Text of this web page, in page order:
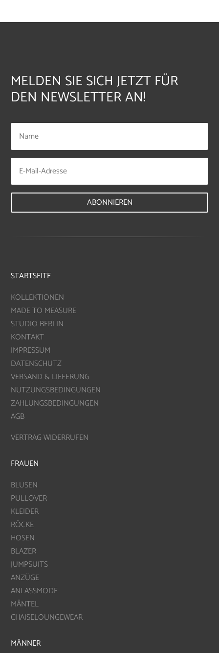
MELDEN SIE SICH JETZT FÜR
DEN NEWSLETTER AN!
ABONNIEREN
STARTSEITE
KOLLEKTIONEN
MADE TO MEASURE
STUDIO BERLIN
KONTAKT
IMPRESSUM
DATENSCHUTZ
VERSAND & LIEFERUNG
NUTZUNGSBEDINGUNGEN
ZAHLUNGSBEDINGUNGEN
AGB
VERTRAG WIDERRUFEN
FRAUEN
BLUSEN
PULLOVER
KLEIDER
RÖCKE
HOSEN
BLAZER
JUMPSUITS
ANZÜGE
ANLASSMODE
MÄNTEL
CHAISELOUNGEWEAR
MÄNNER